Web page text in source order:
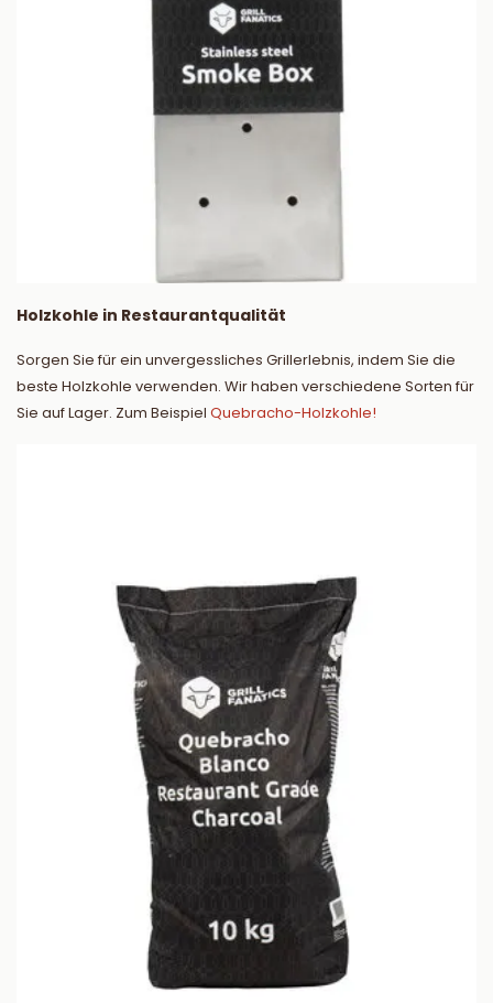
Holzkohle in Restaurantqualität
Sorgen Sie für ein unvergessliches Grillerlebnis, indem Sie die
beste Holzkohle verwenden. Wir haben verschiedene Sorten für
Sie auf Lager. Zum Beispiel Quebracho-Holzkohle!